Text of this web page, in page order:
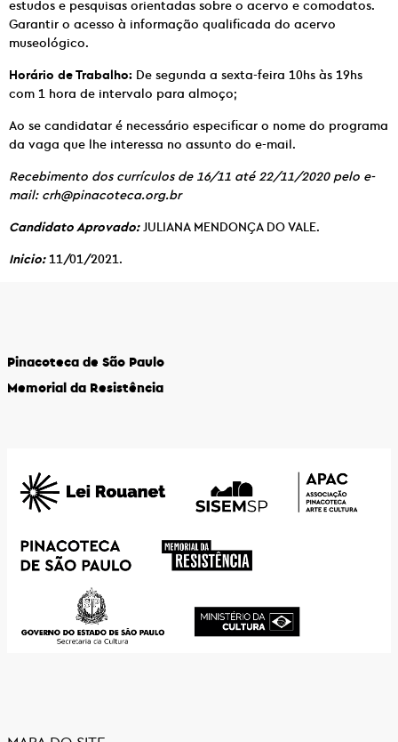
estudos e pesquisas orientadas sobre o acervo e comodatos.
Garantir o acesso à informação qualificada do acervo
museológico.
Horário de Trabalho: De segunda a sexta-feira 10hs às 19hs
com 1 hora de intervalo para almoço;
Ao se candidatar é necessário especificar o nome do programa
da vaga que lhe interessa no assunto do e-mail.
Recebimento dos currículos de 16/11 até 22/11/2020 pelo e-
mail: crh@pinacoteca.org.br
Candidato Aprovado:JULIANA MENDONÇA DO VALE.
Inicio: 11/01/2021.
Pinacoteca de São Paulo
Memorial da Resistência